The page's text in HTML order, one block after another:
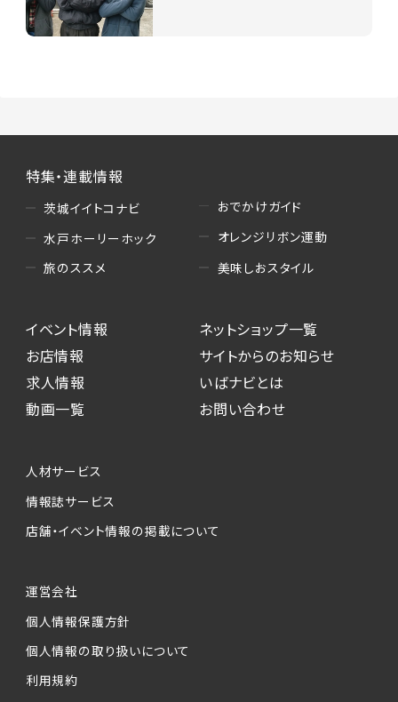
特集・連載情報
茨城イイトコナビ
水戸ホーリーホック
旅のススメ
おでかけガイド
オレンジリボン運動
美味しおスタイル
イベント情報
お店情報
求人情報
動画一覧
ネットショップ一覧
サイトからのお知らせ
いばナビとは
お問い合わせ
人材サービス
情報誌サービス
店舗・イベント情報の掲載について
運営会社
個人情報保護方針
個人情報の取り扱いについて
利用規約